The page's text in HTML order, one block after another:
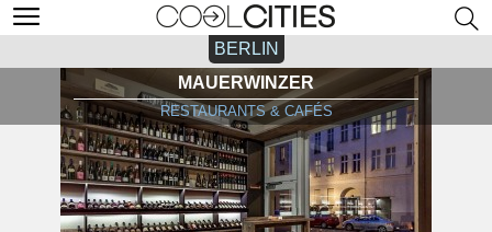
BERLIN
MAUERWINZER
RESTAURANTS & CAFÉS